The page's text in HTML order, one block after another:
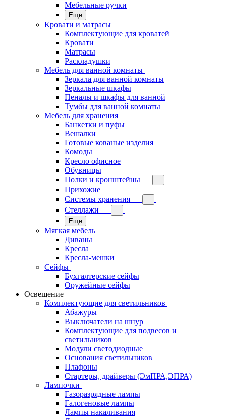
Мебельные ручки
Еще
Кровати и матрасы
Комплектующие для кроватей
Кровати
Матрасы
Раскладушки
Мебель для ванной комнаты
Зеркала для ванной комнаты
Зеркальные шкафы
Пеналы и шкафы для ванной
Тумбы для ванной комнаты
Мебель для хранения
Банкетки и пуфы
Вешалки
Готовые кованые изделия
Комоды
Кресло офисное
Обувницы
Полки и кронштейны
Прихожие
Системы хранения
Стеллажи
Еще
Мягкая мебель
Диваны
Кресла
Кресла-мешки
Сейфы
Бухгалтерские сейфы
Оружейные сейфы
Освещение
Комплектующие для светильников
Абажуры
Выключатели на шнур
Комплектующие для подвесов и
светильников
Модули светодиодные
Основания светильников
Плафоны
Стартеры, драйверы (ЭмПРА,ЭПРА)
Лампочки
Газоразрядные лампы
Галогеновые лампы
Лампы накаливания